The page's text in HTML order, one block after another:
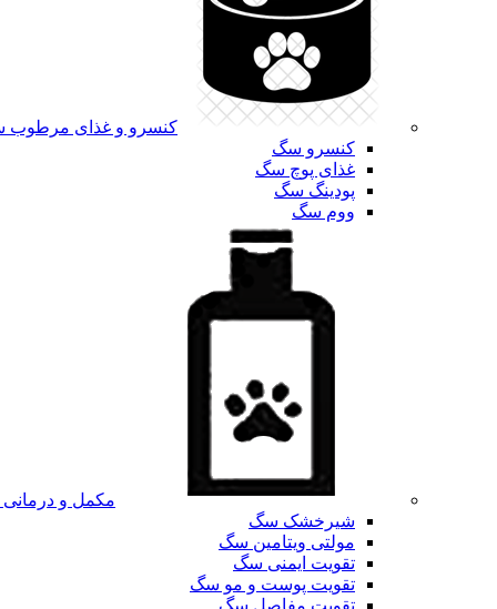
کنسرو و غذای
کنسرو سگ
غذای پوچ سگ
پودینگ سگ
ووم سگ
مکمل و
شیرخشک سگ
مولتی ویتامین سگ
تقویت ایمنی سگ
تقویت پوست و مو سگ
تقویت مفاصل سگ